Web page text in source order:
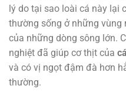
lý do tại sao loài cá này lại
thường sống ở những vùng
của những dòng sông lớn.
nghiệt đã giúp cơ thịt của
và có vị ngọt đậm đà hơn
thường.